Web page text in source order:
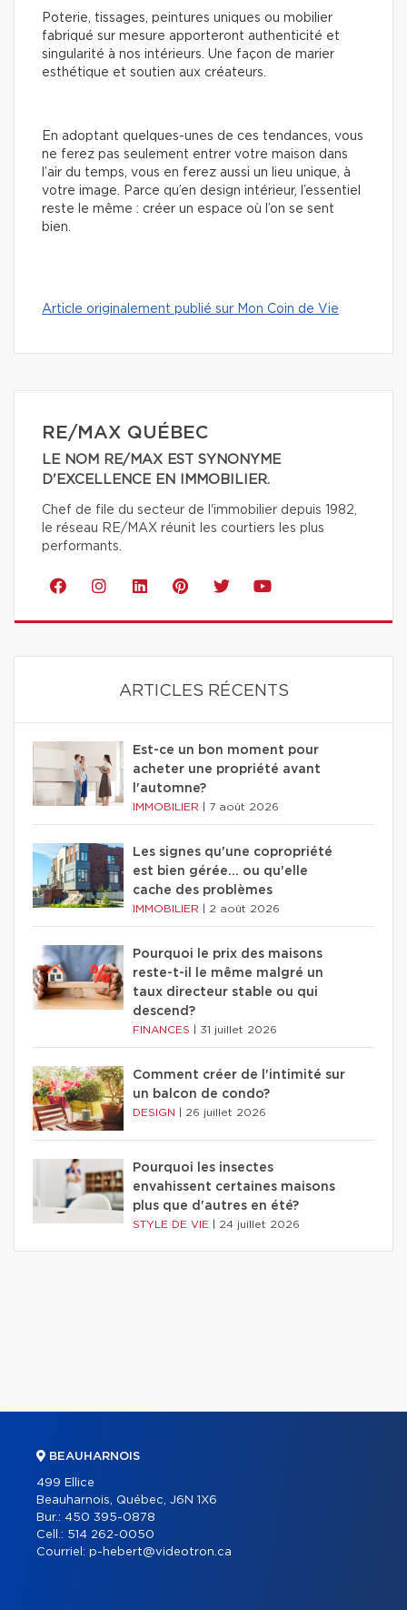
Poterie, tissages, peintures uniques ou mobilier
fabriqué sur mesure apporteront authenticité et
singularité à nos intérieurs. Une façon de marier
esthétique et soutien aux créateurs.
En adoptant quelques-unes de ces tendances, vous
ne ferez pas seulement entrer votre maison dans
l’air du temps, vous en ferez aussi un lieu unique, à
votre image. Parce qu’en design intérieur, l’essentiel
reste le même : créer un espace où l’on se sent
bien.
Article originalement publié sur Mon Coin de Vie
RE/MAX QUÉBEC
LE NOM RE/MAX EST SYNONYME
D'EXCELLENCE EN IMMOBILIER.
Chef de file du secteur de l'immobilier depuis 1982,
le réseau RE/MAX réunit les courtiers les plus
performants.
ARTICLES RÉCENTS
Est-ce un bon moment pour
acheter une propriété avant
l'automne?
IMMOBILIER 7 août 2026
Les signes qu'une copropriété
est bien gérée… ou qu'elle
cache des problèmes
IMMOBILIER 2 août 2026
Pourquoi le prix des maisons
reste-t-il le même malgré un
taux directeur stable ou qui
descend?
FINANCES 31 juillet 2026
Comment créer de l'intimité sur
un balcon de condo?
DESIGN 26 juillet 2026
Pourquoi les insectes
envahissent certaines maisons
plus que d'autres en été?
STYLE DE VIE 24 juillet 2026
BEAUHARNOIS
499 Ellice
Beauharnois, Québec, J6N 1X6
Bur.: 450 395-0878
Cell.: 514 262-0050
Courriel: p-hebert@videotron.ca